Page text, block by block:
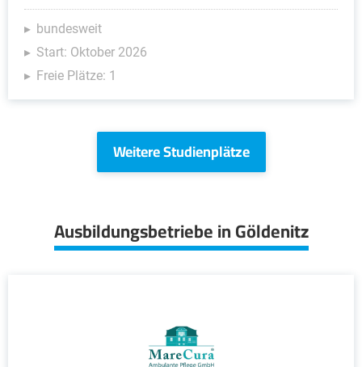
bundesweit
Start: Oktober 2026
Freie Plätze: 1
Weitere Studienplätze
Ausbildungsbetriebe in Göldenitz